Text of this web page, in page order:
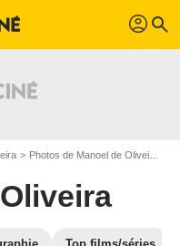
profil search
Photos de Manoel de Oliveira